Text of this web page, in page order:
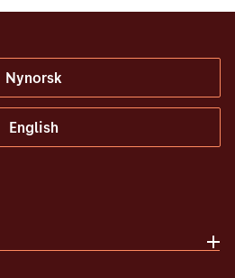
Nynorsk
English